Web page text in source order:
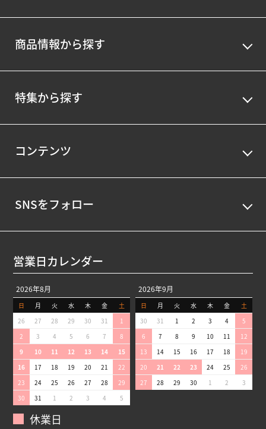
商品情報から探す
特集から探す
コンテンツ
SNSをフォロー
営業日カレンダー
2026年8月
日 月 火 水 木 金
土
26
27 28 29 30 31
1
2
3 4 5 6 7
8
9
10 11 12 13 14
15
16
17 18 19 20 21
22
23
24 25 26 27 28
29
30
31 1 2 3 4 5
2026年9月
日 月 火 水 木 金
土
30
31 1 2 3 4
5
6
7 8 9 10 11
12
13
14 15 16 17 18
19
20
21 22 23 24 25
26
27
28 29 30 1 2 3
休業日